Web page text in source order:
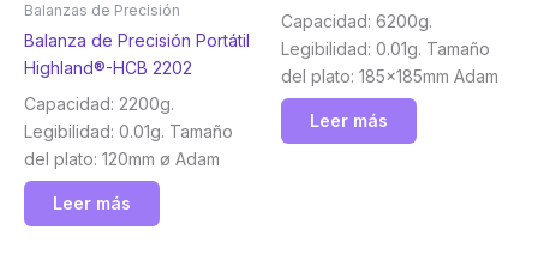
Balanzas de Precisión
Balanza de Precisión Portátil
Highland®-HCB 2202
Capacidad: 2200g.
Legibilidad: 0.01g. Tamaño
del plato: 120mm ø Adam
Leer más
Capacidad: 6200g.
Legibilidad: 0.01g. Tamaño
del plato: 185x185mm Adam
Leer más